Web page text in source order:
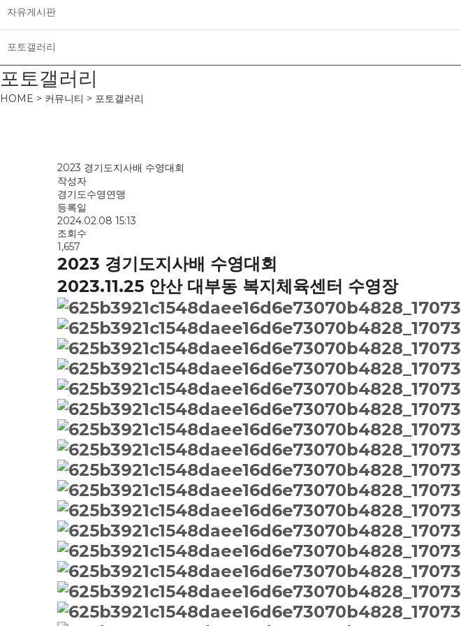
자유게시판
포토갤러리
포토갤러리
HOME > 커뮤니티 > 포토갤러리
2023 경기도지사배 수영대회
작성자
경기도수영연맹
등록일
2024.02.08 15:13
조회수
1,657
2023 경기도지사배 수영대회
2023.11.25 안산 대부동 복지체육센터 수영장